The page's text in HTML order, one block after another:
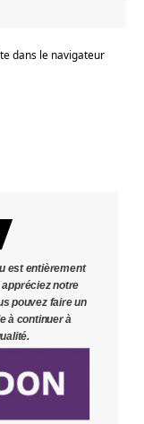
dans le navigateur
est entièrement
notre
pouvez faire un
à continuer à